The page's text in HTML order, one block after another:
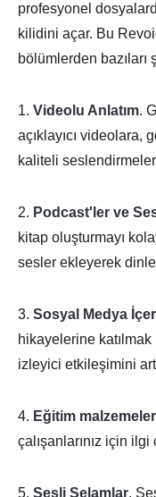
profesyonel
kilidini açar. Bu
bölümlerden bazıları
1. Videolu Anlatım.
açıklayıcı videolara,
kaliteli
2. Podcast'ler ve
kitap oluşturmayı
sesler ekleyerek
3. Sosyal Medya
hikayelerine
izleyici etkileşimini
4. Eğitim
çalışanlarınız için
5. Sesli Selamlar.